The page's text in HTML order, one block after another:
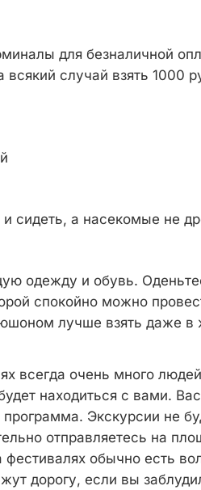
для безналичной
случай взять 1000
и сидеть, а насекомые не
одежду и обувь.
спокойно можно
лучше взять даже
всегда очень много
находиться с вами.
Экскурсии не
отправляетесь на
обычно есть
дорогу, если вы